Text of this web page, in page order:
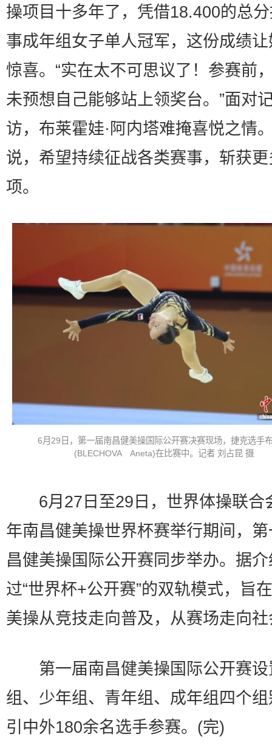
操项目十多年了，凭借18.400的总
事成年组女子单人冠军，这份成绩
惊喜。“实在太不可思议了！参赛前
未预想自己能够站上领奖台。”面对
访，布莱霍娃·阿内塔难掩喜悦之情
说，希望持续征战各类赛事，斩获
项。
6月29日，第一届南昌健美操国际公开赛决赛现场，捷克选手布
(BLECHOVA Aneta)在比赛中。记者 刘占昆 摄
6月27日至29日，世界体操联合
年南昌健美操世界杯赛举行期间，
昌健美操国际公开赛同步举办。据
过“世界杯+公开赛”的双轨模式，旨
美操从竞技走向普及，从赛场走向
第一届南昌健美操国际公开赛设
组、少年组、青年组、成年组四个
引中外180余名选手参赛。(完)